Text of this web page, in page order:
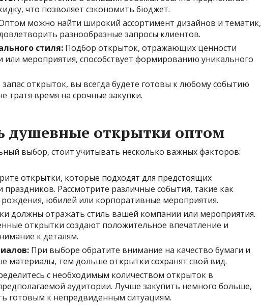
что позволяет сэкономить бюджет.
можно найти широкий ассортимент дизайнов и тематик,
разнообразные запросы клиентов.
стиля: Подбор открыток, отражающих ценности
мероприятия, способствует формированию уникального
открыток, вы всегда будете готовы к любому событию
тратя время на срочные закупки.
душевные открытки оптом
выбор, стоит учитывать несколько важных факторов:
открытки, которые подходят для предстоящих
Рассмотрите различные события, такие как
юбилей или корпоративные мероприятия.
должны отражать стиль вашей компании или мероприятия.
открытки создают положительное впечатление и
к деталям.
При выборе обратите внимание на качество бумаги и
материалы, тем дольше открытки сохранят свой вид.
с необходимым количеством открыток в
аудитории. Лучше закупить немного больше,
готовым к непредвиденным ситуациям.